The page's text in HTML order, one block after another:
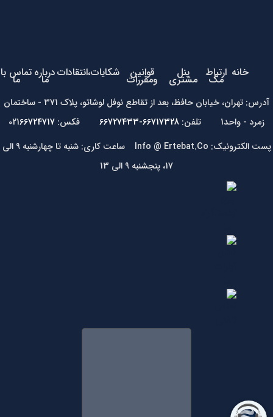
خانه ارتباط
مگ پنل
مشتری قوانین
ومقررات شکایات،انتقاداتدرباره
ما تماس با
ما
آدرس: تهران، خیابان حافظ، بعد از تقاطع نوفل لوشاتو، پلاک 371 - ساختمان
زمرد - واحد1 تلفن:
66717328-66727433 فکس: 021 66724717
پست الکترونیک: Info @ Ertebat.Co ساعت کاری: شنبه تا چهارشنبه 9 الی
17، پنجشنبه 9 الی 13